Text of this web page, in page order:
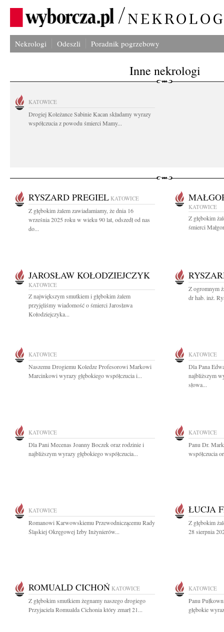
Nekrologi Odeszli Poradnik pogrzebowy
Inne nekrologi
KATOWICE
Drogiej Koleżance Sabinie Kacan składamy wyrazy
współczucia z powodu śmierci Mamy...
RYSZARD PREGIEL KATOWICE
Z głębokim żalem zawiadamiamy, że dnia 16
września 2025 roku w wieku 90 lat, odszedł od nas
do...
KATOWICE
Z głębokim
śmierci
JAROSŁAW KOŁODZIEJCZYK
KATOWICE
Z największym smutkiem i głębokim żalem
przyjęliśmy wiadomość o śmierci Jarosława
Kołodziejczyka...
Z ogromnym
dr hab. inż.
KATOWICE
Naszemu Drogiemu Koledze Profesorowi Markowi
Marcinkowi wyrazy głębokiego współczucia i...
KATOWICE
Dla Pana
najbliższym
słowa...
KATOWICE
Dla Pani Mecenas Joanny Boczek oraz rodzinie i
najbliższym wyrazy głębokiego współczucia...
KATOWICE
Panu Dr.
współczucia
KATOWICE
Romanowi Karwowskiemu Przewodniczącemu Rady
Śląskiej Okręgowej Izby Inżynierów...
ŁUCJA
Z głębokim
28 sierpnia
ROMUALD CICHOŃ KATOWICE
Z głębokim smutkiem żegnamy naszego drogiego
Przyjaciela Romualda Cichonia który zmarł 21...
KATOWICE
Panu
głębokie